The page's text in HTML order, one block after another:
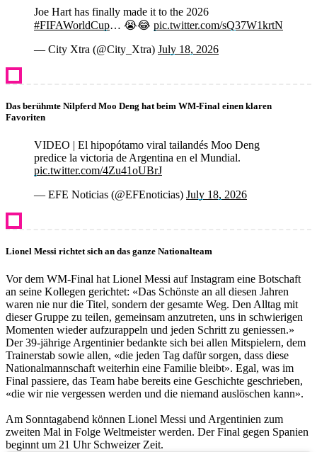
Joe Hart has finally made it to the 2026
#FIFAWorldCup… 😭😂 pic.twitter.com/sQ37W1krtN
— City Xtra (@City_Xtra) July 18, 2026
Das berühmte Nilpferd Moo Deng hat beim WM-Final einen klaren
Favoriten
VIDEO | El hipopótamo viral tailandés Moo Deng
predice la victoria de Argentina en el Mundial.
pic.twitter.com/4Zu41oUBrJ
— EFE Noticias (@EFEnoticias) July 18, 2026
Lionel Messi richtet sich an das ganze Nationalteam
Vor dem WM-Final hat Lionel Messi auf Instagram eine Botschaft
an seine Kollegen gerichtet: «Das Schönste an all diesen Jahren
waren nie nur die Titel, sondern der gesamte Weg. Den Alltag mit
dieser Gruppe zu teilen, gemeinsam anzutreten, uns in schwierigen
Momenten wieder aufzurappeln und jeden Schritt zu geniessen.»
Der 39-jährige Argentinier bedankte sich bei allen Mitspielern, dem
Trainerstab sowie allen, «die jeden Tag dafür sorgen, dass diese
Nationalmannschaft weiterhin eine Familie bleibt». Egal, was im
Final passiere, das Team habe bereits eine Geschichte geschrieben,
«die wir nie vergessen werden und die niemand auslöschen kann».
Am Sonntagabend können Lionel Messi und Argentinien zum
zweiten Mal in Folge Weltmeister werden. Der Final gegen Spanien
beginnt um 21 Uhr Schweizer Zeit.